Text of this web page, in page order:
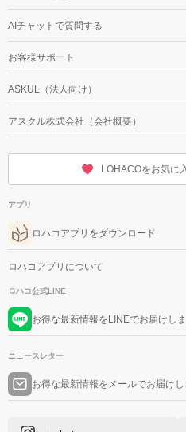
AIチャットで質問する
お客様サポート
ASKUL（法人向け）
アスクル株式会社（会社概要）
LOHACOをお気に
アプリ
ロハコアプリをダウンロード
ロハコアプリについて
ロハコ公式LINE
お得な最新情報をLINEでお届けし
ニュースレター
お得な最新情報をメールでお届けし